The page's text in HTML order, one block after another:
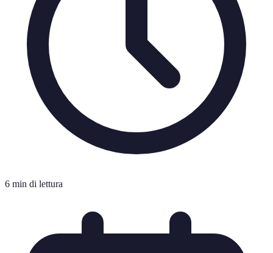
6 min di lettura